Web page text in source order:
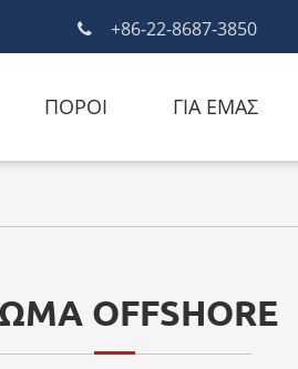
+86-22-8687-3850
ΠΌΡΟΙ ΓΙΑ ΕΜΆΣ
OFFSHORE